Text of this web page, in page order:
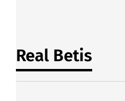
Real Betis